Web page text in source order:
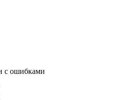
с ошибками